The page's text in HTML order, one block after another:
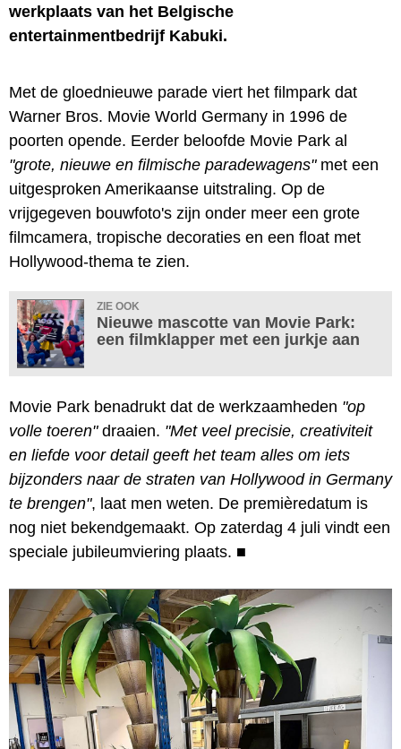
werkplaats van het Belgische
entertainmentbedrijf Kabuki.
Met de gloednieuwe parade viert het filmpark dat
Warner Bros. Movie World Germany in 1996 de
poorten opende. Eerder beloofde Movie Park al
"grote, nieuwe en filmische paradewagens"met een
uitgesproken Amerikaanse uitstraling. Op de
vrijgegeven bouwfoto's zijn onder meer een grote
filmcamera, tropische decoraties en een float met
Hollywood-thema te zien.
ZIE OOK
Nieuwe mascotte van Movie Park:
een filmklapper met een jurkje aan
Movie Park benadrukt dat de werkzaamheden "op
volle toeren"draaien. "Met veel precisie, creativiteit
en liefde voor detail geeft het team alles om iets
bijzonders naar de straten van Hollywood in Germany
te brengen", laat men weten. De premièredatum is
nog niet bekendgemaakt. Op zaterdag 4 juli vindt een
speciale jubileumviering plaats. ■